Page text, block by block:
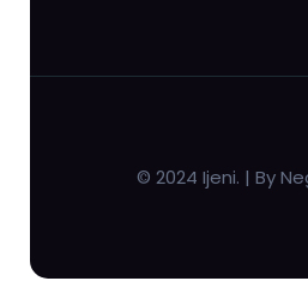
© 2024 Ijeni. | By